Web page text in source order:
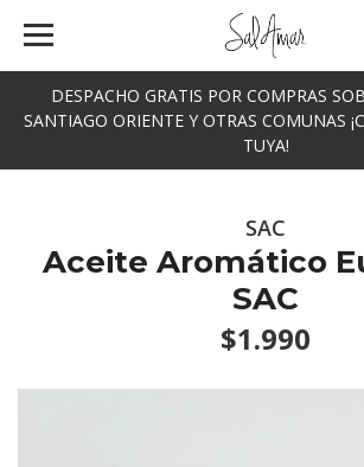
DESPACHO GRATIS POR COMPRAS
SANTIAGO ORIENTE Y OTRAS COMUNAS
TUYA!
SAC
Aceite Aromático
SAC
$1.990